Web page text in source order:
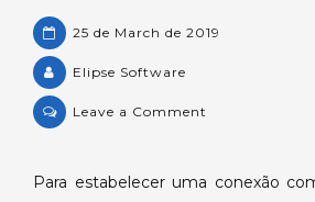
25 de March de 2019
Elipse Software
Leave a Comment
de
Para estabelecer uma conexão